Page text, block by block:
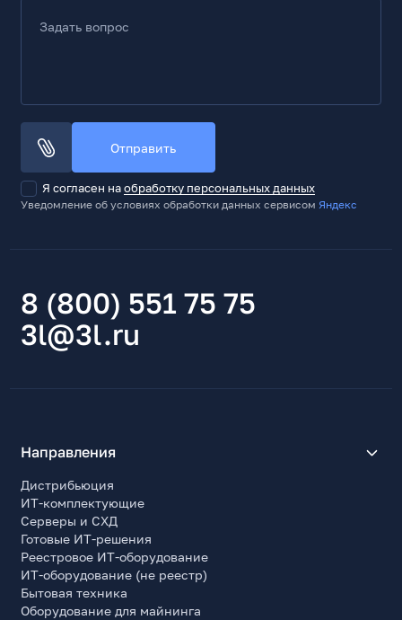
Задать вопрос
Отправить
Я согласен наобработку персональных данных
Уведомление об условиях обработки данных сервисомЯндекс
8 (800) 551 75 75
3l@3l.ru
Направления
Дистрибьюция
ИТ-комплектующие
Серверы и СХД
Готовые ИТ-решения
Реестровое ИТ-оборудование
ИТ-оборудование (не реестр)
Бытовая техника
Оборудование для майнинга